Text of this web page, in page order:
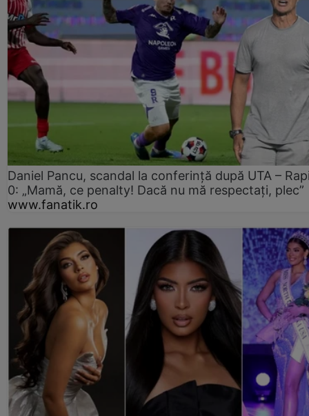
Daniel Pancu, scandal la conferință după UTA –
0: „Mamă, ce penalty! Dacă nu mă respectați, plec”
www.fanatik.ro